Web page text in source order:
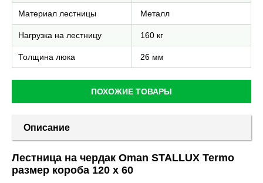
Материал лестницы Металл
Нагрузка на лестницу 160 кг
Толщина люка 26 мм
ПОХОЖИЕ ТОВАРЫ
Описание
Лестница на чердак Oman STALLUX Termo
размер короба 120 х 60